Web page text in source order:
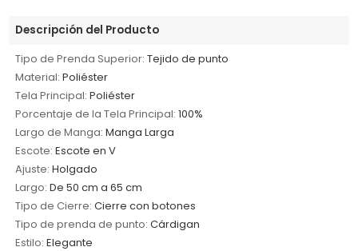
Descripción del Producto
Tipo de Prenda Superior: Tejido de punto
Material: Poliéster
Tela Principal: Poliéster
Porcentaje de la Tela Principal: 100%
Largo de Manga: Manga Larga
Escote: Escote en V
Ajuste: Holgado
Largo: De 50 cm a 65 cm
Tipo de Cierre: Cierre con botones
Tipo de prenda de punto: Cárdigan
Estilo: Elegante